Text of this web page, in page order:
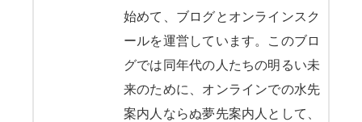
始めて、ブログとオンラインスク
ールを運営しています。このブロ
グでは同年代の人たちの明るい未
来のために、オンラインでの水先
案内人ならぬ夢先案内人として、